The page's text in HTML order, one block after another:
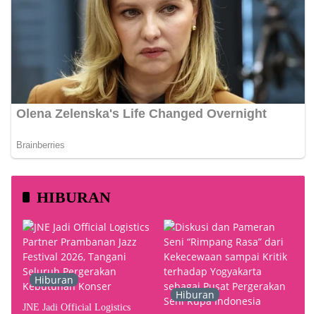
HIBURAN
Hiburan
JNE Jadi Official Logistics
Hiburan